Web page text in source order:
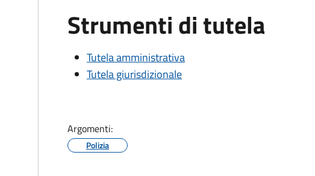
Strumenti di tutela
Tutela amministrativa
Tutela giurisdizionale
Argomenti:
Polizia